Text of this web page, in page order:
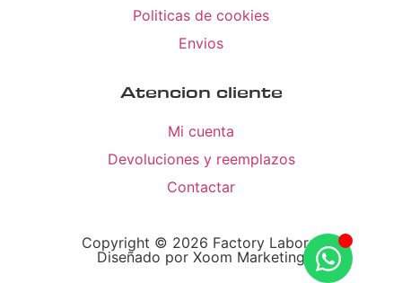
Politicas de cookies
Envios
Atencion cliente
Mi cuenta
Devoluciones y reemplazos
Contactar
Copyright © 2026 Factory Laboral
Diseñado por Xoom Marketing